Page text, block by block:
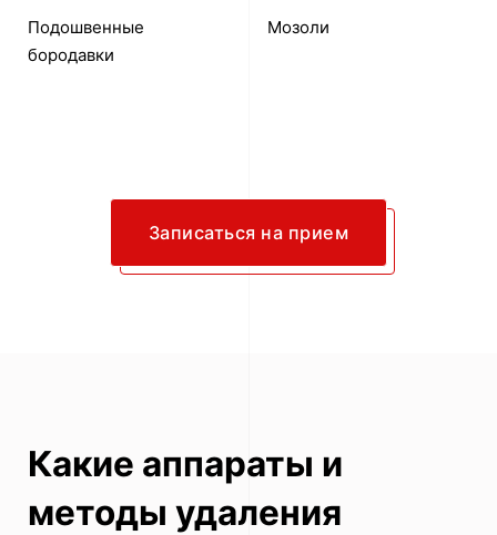
Подошвенные
бородавки
Мозоли
Записаться на прием
Какие аппараты и
методы удаления